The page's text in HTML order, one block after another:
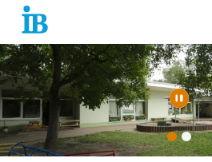
Springe zum Inhalt